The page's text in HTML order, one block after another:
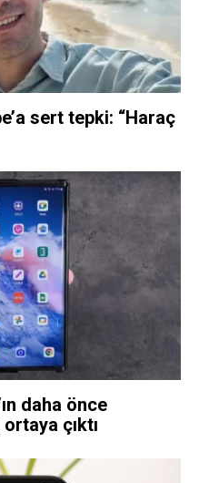
sert tepki: “Haraç
daha önce
çıktı